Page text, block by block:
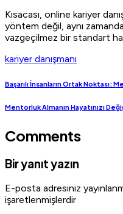
Kısacası, online kariyer
yöntem değil, aynı
vazgeçilmez bir standart
kariyer danışmanı
Başarılı İnsanların Ortak Noktası:
Mentorluk Almanın Hayatınızı
Comments
Bir yanıt yazın
E-posta adresiniz
işaretlenmişlerdir